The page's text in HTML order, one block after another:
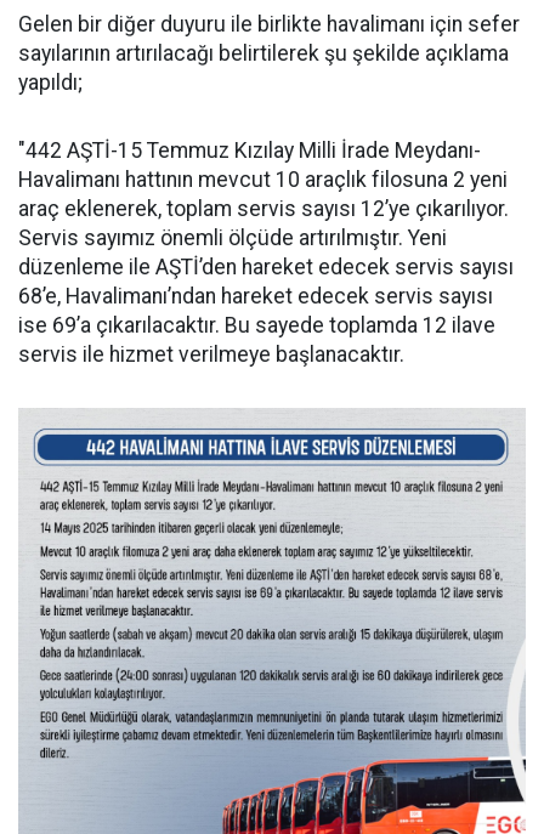
Gelen bir diğer duyuru ile birlikte havalimanı için sefer
sayılarının artırılacağı belirtilerek şu şekilde açıklama
yapıldı;
"442 AŞTİ-15 Temmuz Kızılay Milli İrade Meydanı-
Havalimanı hattının mevcut 10 araçlık filosuna 2 yeni
araç eklenerek, toplam servis sayısı 12’ye çıkarılıyor.
Servis sayımız önemli ölçüde artırılmıştır. Yeni
düzenleme ile AŞTİ’den hareket edecek servis sayısı
68’e, Havalimanı’ndan hareket edecek servis sayısı
ise 69’a çıkarılacaktır. Bu sayede toplamda 12 ilave
servis ile hizmet verilmeye başlanacaktır.